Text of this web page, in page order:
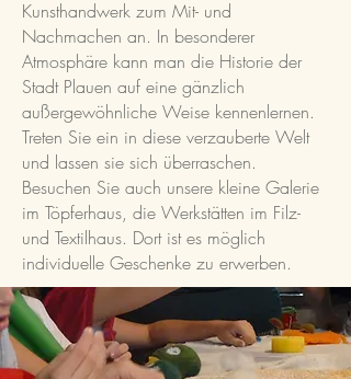
Kunsthandwerk zum Mit- und
Nachmachen an. In besonderer
Atmosphäre kann man die Historie der
Stadt Plauen auf eine gänzlich
außergewöhnliche Weise kennenlernen.
Treten Sie ein in diese verzauberte Welt
und lassen sie sich überraschen.
Besuchen Sie auch unsere kleine Galerie
im Töpferhaus, die Werkstätten im Filz-
und Textilhaus. Dort ist es möglich
individuelle Geschenke zu erwerben.